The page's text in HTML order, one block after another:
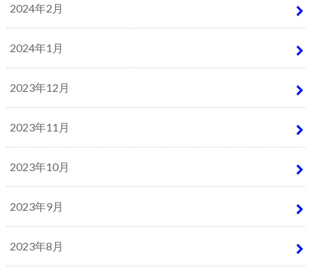
2024年2月
2024年1月
2023年12月
2023年11月
2023年10月
2023年9月
2023年8月